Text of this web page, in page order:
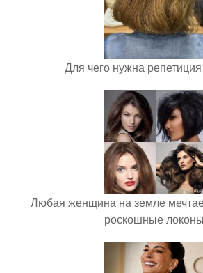
Для чего нужна
Любая женщина на земле
роскошные